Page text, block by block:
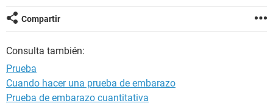
Compartir
Consulta también:
Prueba
Cuando hacer una prueba de embarazo
Prueba de embarazo cuantitativa